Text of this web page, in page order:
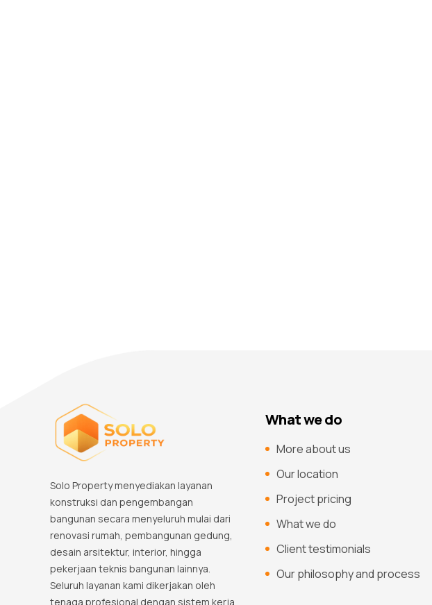
Solo Property menyediakan layanan
konstruksi dan pengembangan
bangunan secara menyeluruh mulai dari
renovasi rumah, pembangunan gedung,
desain arsitektur, interior, hingga
pekerjaan teknis bangunan lainnya.
Seluruh layanan kami dikerjakan oleh
tenaga profesional dengan sistem kerja
What we do
More about us
Our location
Project pricing
What we do
Client testimonials
Our philosophy and process